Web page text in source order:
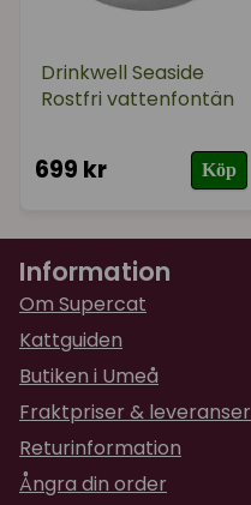
Drinkwell Seaside
Rostfri vattenfontän
699 kr Köp
Information
Om Supercat
Kattguiden
Butiken i Umeå
Fraktpriser & leveranser
Returinformation
Ångra din order